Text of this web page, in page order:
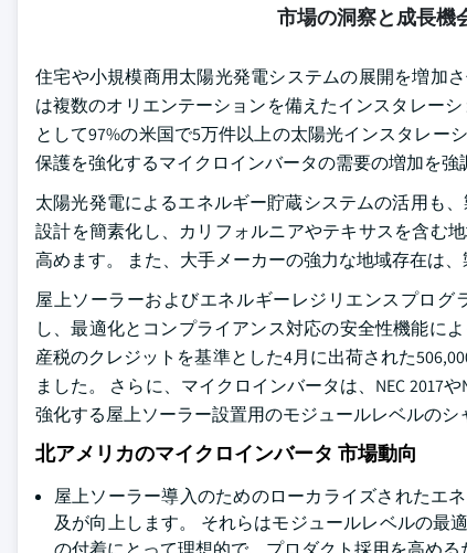
市場の洞察と成長機
住宅や小規模商用太陽光発電システムの展開を増加
は複数のオリエンテーションを備えたインスタレー
として97%の米国で5万件以上の太陽光インスタレー
保護を強化するマイクロインバータの需要の増加を強
太陽光発電によるエネルギー貯蔵システムの活用も
設計を簡素化し、カリフォルニアやテキサスを含む
高めます。 また、大手メーカーの強力な地域存在は
屋上ソーラーおよびエネルギーレジリエンスプロ
し、最適化とコンプライアンス対応の安全性機能に
産税のクレジットを基準とした4月に出荷された
ました。 さらに、マイクロインバータは、NEC 2017
強化する屋上ソーラー設置用のモジュールレベルのシ
北アメリカのマイクロインバータ 市場動向
屋上ソーラー導入のためのローカライズされたエ
及が向上します。 それらはモジュールレベルの最